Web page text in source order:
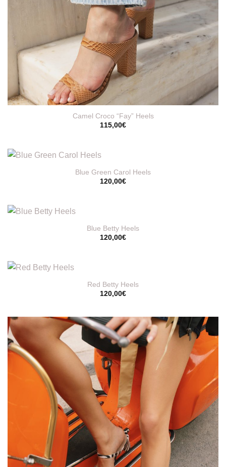
Camel Croco “Fay” Heels
115,00€
Blue Green Carol Heels
120,00€
Blue Betty Heels
120,00€
Red Betty Heels
120,00€